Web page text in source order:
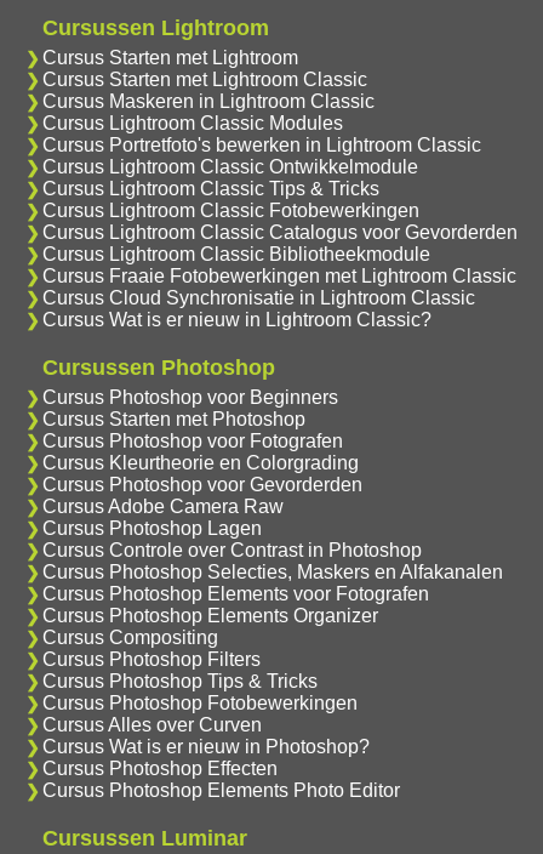
Cursussen Lightroom
Cursus Starten met Lightroom
Cursus Starten met Lightroom Classic
Cursus Maskeren in Lightroom Classic
Cursus Lightroom Classic Modules
Cursus Portretfoto's bewerken in Lightroom Classic
Cursus Lightroom Classic Ontwikkelmodule
Cursus Lightroom Classic Tips & Tricks
Cursus Lightroom Classic Fotobewerkingen
Cursus Lightroom Classic Catalogus voor Gevorderden
Cursus Lightroom Classic Bibliotheekmodule
Cursus Fraaie Fotobewerkingen met Lightroom Classic
Cursus Cloud Synchronisatie in Lightroom Classic
Cursus Wat is er nieuw in Lightroom Classic?
Cursussen Photoshop
Cursus Photoshop voor Beginners
Cursus Starten met Photoshop
Cursus Photoshop voor Fotografen
Cursus Kleurtheorie en Colorgrading
Cursus Photoshop voor Gevorderden
Cursus Adobe Camera Raw
Cursus Photoshop Lagen
Cursus Controle over Contrast in Photoshop
Cursus Photoshop Selecties, Maskers en Alfakanalen
Cursus Photoshop Elements voor Fotografen
Cursus Photoshop Elements Organizer
Cursus Compositing
Cursus Photoshop Filters
Cursus Photoshop Tips & Tricks
Cursus Photoshop Fotobewerkingen
Cursus Alles over Curven
Cursus Wat is er nieuw in Photoshop?
Cursus Photoshop Effecten
Cursus Photoshop Elements Photo Editor
Cursussen Luminar